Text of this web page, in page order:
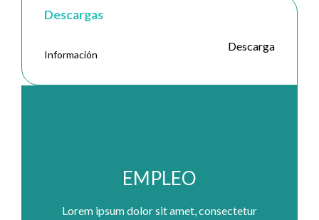
Descargas
Información
Descarga
EMPLEO
Lorem ipsum dolor sit amet, consectetur